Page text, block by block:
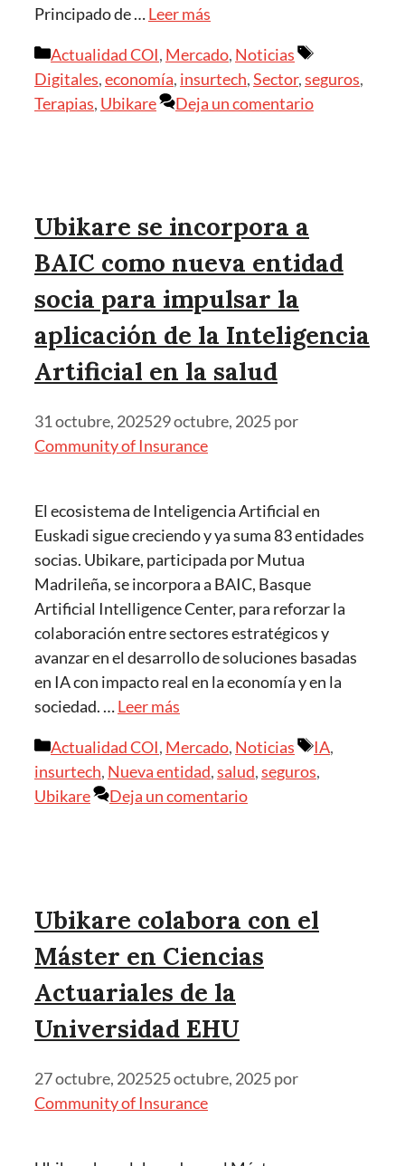
Principado de …Leer más
Actualidad COI, Mercado, Noticias
Digitales,economía, insurtech,Sector,seguros,
Terapias, Ubikare Deja un comentario
Ubikare se incorpora a
BAIC como nueva entidad
socia para impulsar la
aplicación de la Inteligencia
Artificial en la salud
31 octubre, 202529 octubre, 2025por
Community of Insurance
El ecosistema de Inteligencia Artificial en
Euskadi sigue creciendo y ya suma 83 entidades
socias. Ubikare, participada por Mutua
Madrileña, se incorpora a BAIC, Basque
Artificial Intelligence Center, para reforzar la
colaboración entre sectores estratégicos y
avanzar en el desarrollo de soluciones basadas
en IA con impacto real en la economía y en la
sociedad. …Leer más
Actualidad COI, Mercado, Noticias IA,
insurtech, Nueva entidad,salud,seguros,
Ubikare
Deja un comentario
Ubikare colabora con el
Máster en Ciencias
Actuariales de la
Universidad EHU
27 octubre, 202525 octubre, 2025por
Community of Insurance